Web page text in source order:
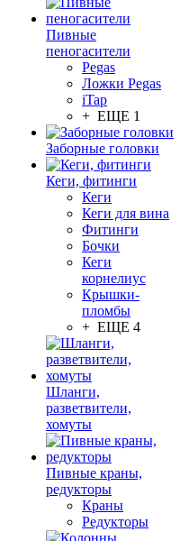
Пивные
пеногасители
Pegas
Ложки Pegas
iTap
+ ЕЩЕ 1
Заборные головки
Кеги, фитинги
Кеги
Кеги для вина
Фитинги
Бочки
Кеги
корнелиус
Крышки-
пломбы
+ ЕЩЕ 4
Шланги,
разветвители,
хомуты
Пивные краны,
редукторы
Краны
Редукторы